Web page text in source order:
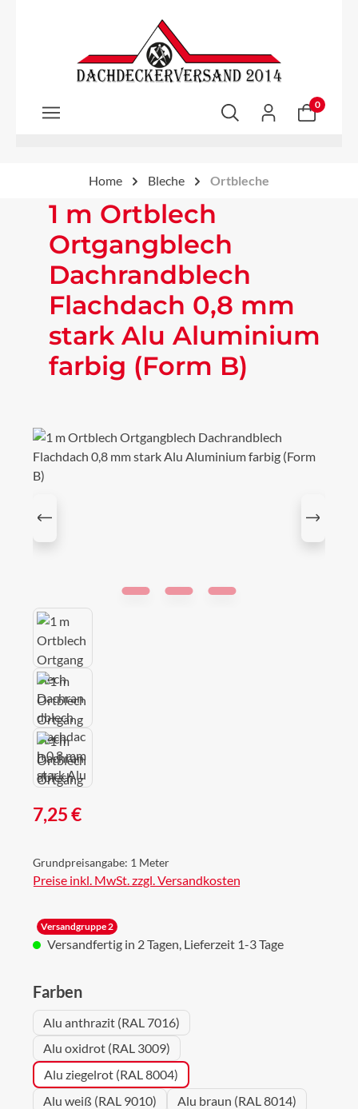
Zum Hauptinhalt springen
0
Home Bleche Ortbleche
1 m Ortblech
Ortgangblech
Dachrandblech
Flachdach 0,8 mm
stark Alu Aluminium
farbig (Form B)
Bildergalerie überspringen
Regulärer Preis:
7,25 €
Grundpreisangabe: 1 Meter
Preise inkl. MwSt. zzgl. Versandkosten
Versandgruppe 2
Versandfertig in 2 Tagen, Lieferzeit 1-3 Tage
Farbenauswählen
Alu anthrazit (RAL 7016)
Alu oxidrot (RAL 3009)
Alu ziegelrot (RAL 8004)
Alu weiß (RAL 9010)
Alu braun (RAL 8014)